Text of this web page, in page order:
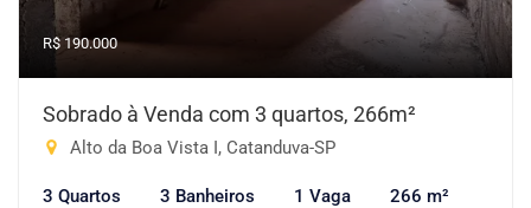
R$ 190.000
Sobrado à Venda com 3 quartos, 266m²
Alto da Boa Vista I, Catanduva-SP
3 Quartos 3 Banheiros 1 Vaga 266 m²